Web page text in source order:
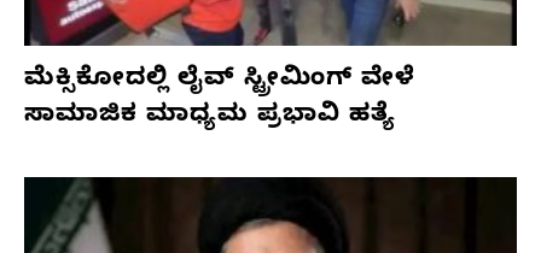
ಮೆಕ್ಸಿಕೋದಲ್ಲಿ ಲೈವ್ ಸ್ಟ್ರೀಮಿಂಗ್ ವೇಳೆ
ಸಾಮಾಜಿಕ ಮಾಧ್ಯಮ ಪ್ರಭಾವಿ ಹತ್ಯೆ